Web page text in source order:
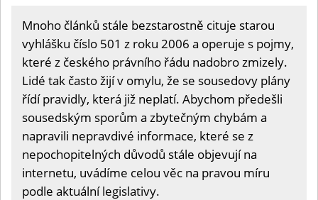
Mnoho článků stále bezstarostně cituje starou
vyhlášku číslo 501 z roku 2006 a operuje s pojmy,
které z českého právního řádu nadobro zmizely.
Lidé tak často žijí v omylu, že se sousedovy plány
řídí pravidly, která již neplatí. Abychom předešli
sousedským sporům a zbytečným chybám a
napravili nepravdivé informace, které se z
nepochopitelných důvodů stále objevují na
internetu, uvádíme celou věc na pravou míru
podle aktuální legislativy.